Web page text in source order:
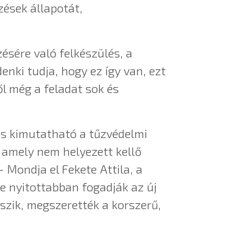
állapotát,
való felkészülés, a
tudja, hogy ez így van, ezt
még a feladat sok és
kimutatható a tűzvédelmi
nem helyezett kellő
el Fekete Attila, a
nyitottabban fogadják az új
megszerették a korszerű,